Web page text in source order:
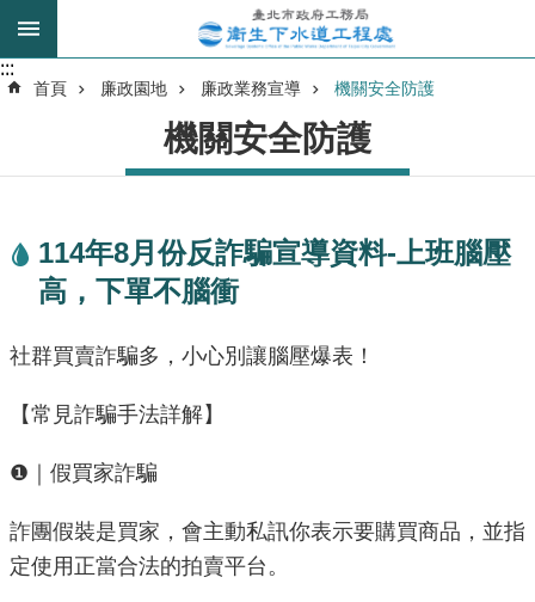
跳到主要內容區塊
進
我
的
分
是
告
訊
息
:::
:::
首頁 廉政園地 廉政業務宣導 機關安全防護
機關安全防護
114年8月份反詐騙宣導資料-上班腦壓
高，下單不腦衝
社群買賣詐騙多，小心別讓腦壓爆表！
【常見詐騙手法詳解】
❶｜假買家詐騙
詐團假裝是買家，會主動私訊你表示要購買商品，並指
定使用正當合法的拍賣平台。